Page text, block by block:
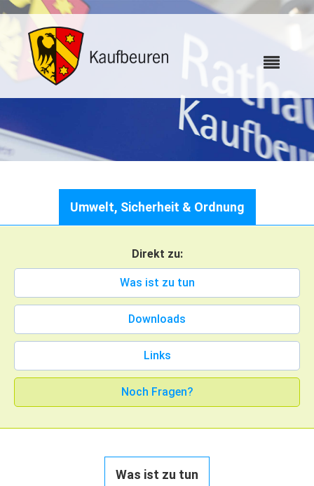
Bürgerservice
Wo erledige ich was
Rathaus Digital
Bauflächen & Förderung
Kontakt
Wetter & Unwetter
Internet Portale
Umwelt, Sicherheit & Ordnung
Direkt zu:
Was ist zu tun
Downloads
Links
Noch Fragen?
Was ist zu tun